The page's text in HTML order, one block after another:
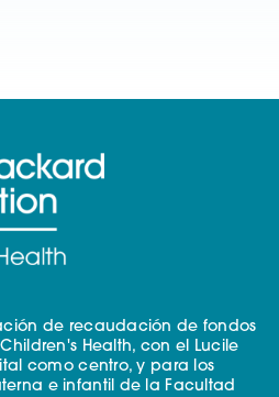
de recaudación de fondos
Health, con el Lucile
como centro, y para los
e infantil de la Facultad